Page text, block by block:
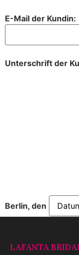
E-Mail der Kundin:
Unterschrift der
Berlin, den
LAFANTA